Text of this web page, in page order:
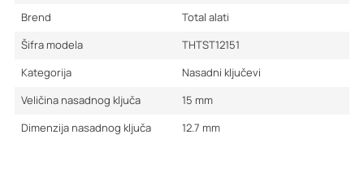
Brend
Total alati
Šifra modela
THTST12151
Kategorija
Nasadni ključevi
Veličina nasadnog ključa
15 mm
Dimenzija nasadnog ključa
12.7 mm